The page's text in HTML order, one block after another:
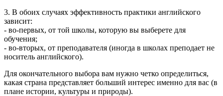
3. В обоих случаях эффективность практики английского
зависит:
- во-первых, от той школы, которую вы выберете для
обучения;
- во-вторых, от преподавателя (иногда в школах преподает не
носитель английского).
Для окончательного выбора вам нужно четко определиться,
какая страна представляет больший интерес именно для вас (в
плане истории, культуры и природы).